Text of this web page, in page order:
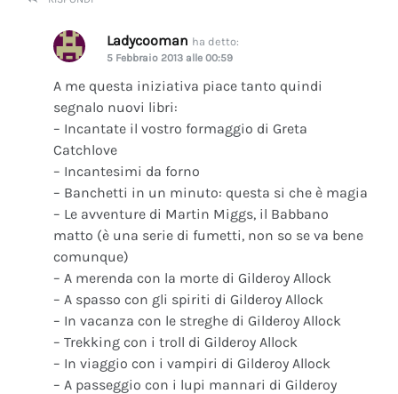
Ladycooman ha detto:
5 Febbraio 2013 alle 00:59
A me questa iniziativa piace tanto quindi
segnalo nuovi libri:
– Incantate il vostro formaggio di Greta
Catchlove
– Incantesimi da forno
– Banchetti in un minuto: questa si che è magia
– Le avventure di Martin Miggs, il Babbano
matto (è una serie di fumetti, non so se va bene
comunque)
– A merenda con la morte di Gilderoy Allock
– A spasso con gli spiriti di Gilderoy Allock
– In vacanza con le streghe di Gilderoy Allock
– Trekking con i troll di Gilderoy Allock
– In viaggio con i vampiri di Gilderoy Allock
– A passeggio con i lupi mannari di Gilderoy